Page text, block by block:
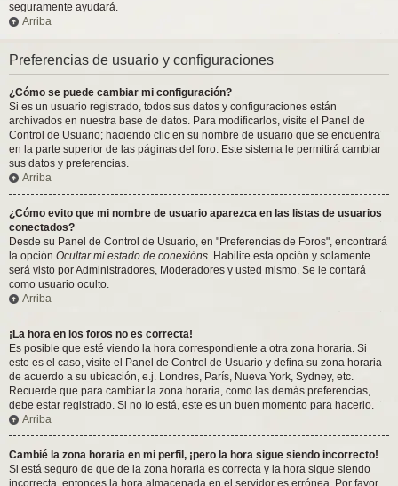
seguramente ayudará.
Arriba
Preferencias de usuario y configuraciones
¿Cómo se puede cambiar mi configuración?
Si es un usuario registrado, todos sus datos y configuraciones están
archivados en nuestra base de datos. Para modificarlos, visite el Panel de
Control de Usuario; haciendo clic en su nombre de usuario que se encuentra
en la parte superior de las páginas del foro. Este sistema le permitirá cambiar
sus datos y preferencias.
Arriba
¿Cómo evito que mi nombre de usuario aparezca en las listas de usuarios
conectados?
Desde su Panel de Control de Usuario, en "Preferencias de Foros", encontrará
la opción Ocultar mi estado de conexións. Habilite esta opción y solamente
será visto por Administradores, Moderadores y usted mismo. Se le contará
como usuario oculto.
Arriba
¡La hora en los foros no es correcta!
Es posible que esté viendo la hora correspondiente a otra zona horaria. Si
este es el caso, visite el Panel de Control de Usuario y defina su zona horaria
de acuerdo a su ubicación, e.j. Londres, París, Nueva York, Sydney, etc.
Recuerde que para cambiar la zona horaria, como las demás preferencias,
debe estar registrado. Si no lo está, este es un buen momento para hacerlo.
Arriba
Cambié la zona horaria en mi perfil, ¡pero la hora sigue siendo incorrecto!
Si está seguro de que de la zona horaria es correcta y la hora sigue siendo
incorrecta, entonces la hora almacenada en el servidor es errónea. Por favor